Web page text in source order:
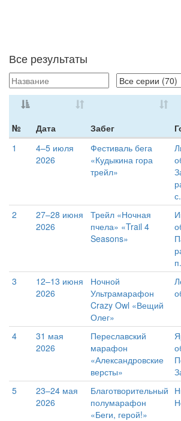
Все результаты
№ Дата Забег
1
4–5 июля
2026
Фестиваль бега
«Кудыкина гора
трейл»
2
27–28 июня
2026
Трейл «Ночная
пчела» «Trail 4
Seasons»
3
12–13 июня
2026
Ночной
Ультрамарафон
Crazy Owl «Вещий
Олег»
4
31 мая
2026
Переславский
марафон
«Александровские
версты»
5
23–24 мая
2026
Благотворительный
полумарафон
«Беги, герой!»